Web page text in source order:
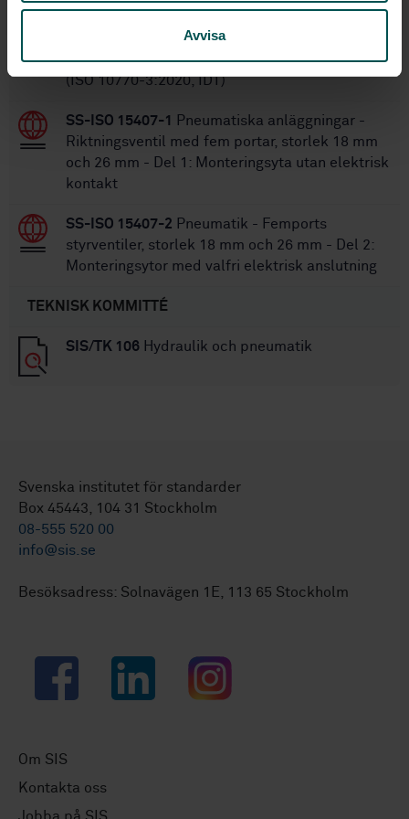
Avvisa
styrda riktningsventiler för hydraulik - Del 3:
Provningsmetoder för tryckstyrande ventiler
(ISO 10770-3:2020, IDT)
SS-ISO 15407-1
Pneumatiska anläggningar -
Riktningsventil med fem portar, storlek 18 mm
och 26 mm - Del 1: Monteringsyta utan elektrisk
kontakt
SS-ISO 15407-2 Pneumatik - Femports
styrventiler, storlek 18 mm och 26 mm - Del 2:
Monteringsytor med valfri elektrisk anslutning
TEKNISK KOMMITTÉ
SIS/TK 106 Hydraulik och pneumatik
Svenska institutet för standarder
Box 45443, 104 31 Stockholm
08-555 520 00
info@sis.se
Besöksadress: Solnavägen 1E, 113 65 Stockholm
Facebook LinkedIn Instagram
Om SIS
Kontakta oss